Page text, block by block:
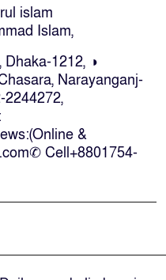
ডিবি পুলিশ পরিচয়ে ১৮
ছিনতাইয়ের অভিযোগে
মুখ্য সমন্বয়ক নাসীরুদ্দীন
নারায়ণগঞ্জে অবাঞ্ছিত
জলাবদ্ধতা নিরসনে দ্রুত
islam
Islam,
Dhaka-1212, ◑
Narayanganj-
2244272,
&
Cell+8801754-